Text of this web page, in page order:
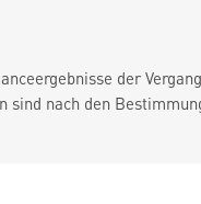
der
sind nach den